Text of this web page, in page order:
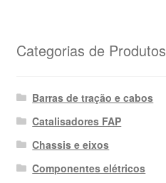
Categorias de Produtos
Barras de tração e cabos
Catalisadores FAP
Chassis e eixos
Componentes elétricos